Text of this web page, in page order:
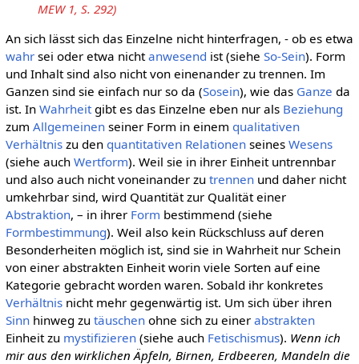
MEW 1, S. 292)
An sich lässt sich das Einzelne nicht hinterfragen, - ob es etwa
wahrsei oder etwa nichtanwesend ist (siehe So-Sein). Form
und Inhalt sind also nicht von einenander zu trennen. Im
Ganzen sind sie einfach nur so da (Sosein), wie das Ganze da
ist. In Wahrheitgibt es das Einzelne eben nur als Beziehung
zum Allgemeinenseiner Form in einem qualitativen
Verhältniszu den quantitativen Relationenseines Wesens
(siehe auch Wertform). Weil sie in ihrer Einheit untrennbar
und also auch nicht voneinander zu trennenund daher nicht
umkehrbar sind, wird Quantität zur Qualität einer
Abstraktion, – in ihrer Form bestimmend (siehe
Formbestimmung). Weil also kein Rückschluss auf deren
Besonderheiten möglich ist, sind sie in Wahrheit nur Schein
von einer abstrakten Einheit worin viele Sorten auf eine
Kategorie gebracht worden waren. Sobald ihr konkretes
Verhältnisnicht mehr gegenwärtig ist. Um sich über ihren
Sinnhinweg zu täuschenohne sich zu einer abstrakten
Einheit zu mystifizieren(siehe auch Fetischismus). Wenn ich
mir aus den wirklichen Äpfeln, Birnen, Erdbeeren, Mandeln die